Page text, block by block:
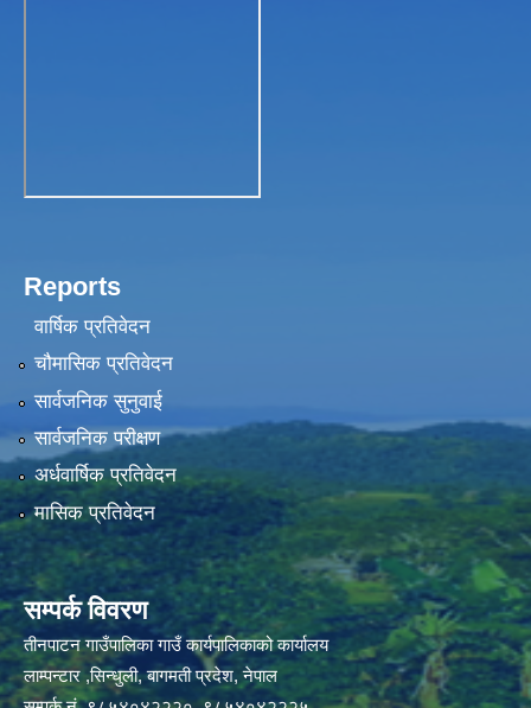
Reports
वार्षिक प्रतिवेदन
चौमासिक प्रतिवेदन
सार्वजनिक सुनुवाई
सार्वजनिक परीक्षण
अर्धवार्षिक प्रतिवेदन
मासिक प्रतिवेदन
सम्पर्क विवरण
तीनपाटन गाउँपालिका गाउँ कार्यपालिकाको कार्यालय
लाम्पन्टार ,सिन्धुली, बागमती प्रदेश, नेपाल